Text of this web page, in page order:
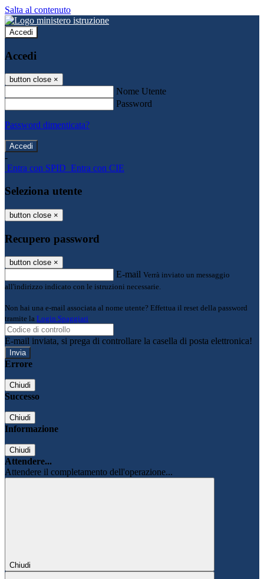
Salta al contenuto
Accedi
Accedi
button close ×
Nome Utente
Password
Password dimenticata?
-
Entra con SPID Entra con CIE
Seleziona utente
button close ×
Recupero password
button close ×
E-mail Verrà inviato un messaggio
all'indirizzo indicato con le istruzioni necessarie.
Non hai una e-mail associata al nome utente? Effettua il reset della password
tramite la Login Spaggiari
E-mail inviata, si prega di controllare la casella di posta elettronica!
Errore
Chiudi
Successo
Chiudi
Informazione
Chiudi
Attendere...
Attendere il completamento dell'operazione...
Chiudi